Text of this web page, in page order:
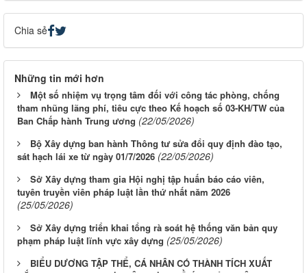
Chia sẻ
Những tin mới hơn
Một số nhiệm vụ trọng tâm đối với công tác phòng, chống
tham nhũng lãng phí, tiêu cực theo Kế hoạch số 03-KH/TW của
Ban Chấp hành Trung ương (22/05/2026)
Bộ Xây dựng ban hành Thông tư sửa đổi quy định đào tạo,
sát hạch lái xe từ ngày 01/7/2026 (22/05/2026)
Sở Xây dựng tham gia Hội nghị tập huấn báo cáo viên,
tuyên truyền viên pháp luật lần thứ nhất năm 2026
(25/05/2026)
Sở Xây dựng triển khai tổng rà soát hệ thống văn bản quy
phạm pháp luật lĩnh vực xây dựng (25/05/2026)
BIỂU DƯƠNG TẬP THỂ, CÁ NHÂN CÓ THÀNH TÍCH XUẤT